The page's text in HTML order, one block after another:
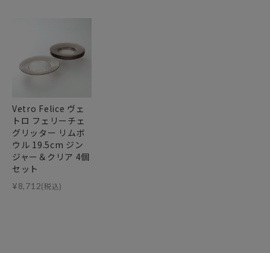
Vetro Felice ヴェ
トロ フェリーチェ
グリッター リムボ
ウル 19.5cm ジン
ジャー＆クリア 4個
セット
¥8,712(税込)